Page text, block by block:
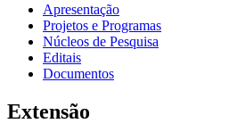
Apresentação
Projetos e Programas
Núcleos de Pesquisa
Editais
Documentos
Extensão